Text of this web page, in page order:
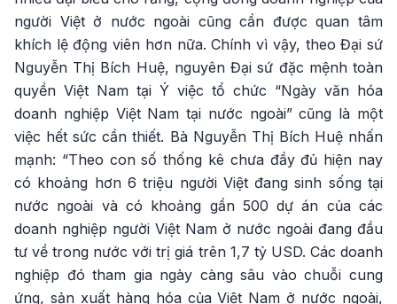
người Việt ở nước ngoài cũng cần được quan tâm
khích lệ động viên hơn nữa. Chính vì vậy, theo Đại sứ
Nguyễn Thị Bích Huệ, nguyên Đại sứ đặc mệnh toàn
quyền Việt Nam tại Ý việc tổ chức “Ngày văn hóa
doanh nghiệp Việt Nam tại nước ngoài” cũng là một
việc hết sức cần thiết. Bà Nguyễn Thị Bích Huệ nhấn
mạnh: “Theo con số thống kê chưa đầy đủ hiện nay
có khoảng hơn 6 triệu người Việt đang sinh sống tại
nước ngoài và có khoảng gần 500 dự án của các
doanh nghiệp người Việt Nam ở nước ngoài đang đầu
tư về trong nước với trị giá trên 1,7 tỷ USD. Các doanh
nghiệp đó tham gia ngày càng sâu vào chuỗi cung
ứng, sản xuất hàng hóa của Việt Nam ở nước ngoài,